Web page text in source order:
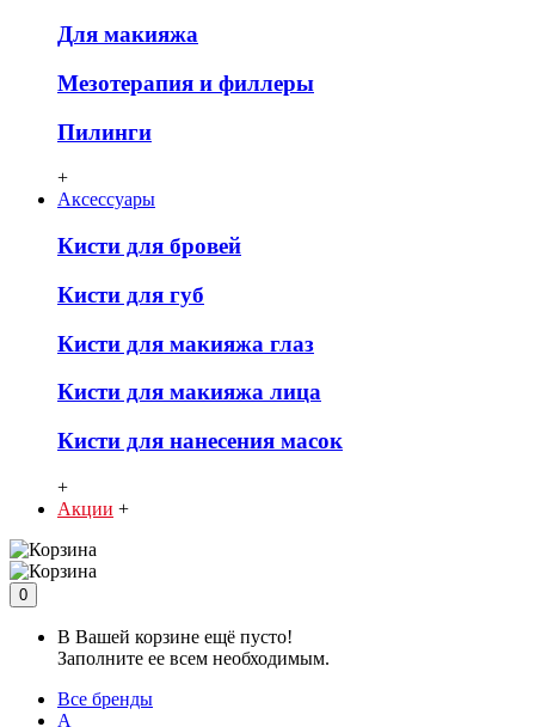
Для макияжа
Мезотерапия и филлеры
Пилинги
+
Аксессуары
Кисти для бровей
Кисти для губ
Кисти для макияжа глаз
Кисти для макияжа лица
Кисти для нанесения масок
+
Акции +
0
В Вашей корзине ещё пусто!
Заполните ее всем необходимым.
Все бренды
A